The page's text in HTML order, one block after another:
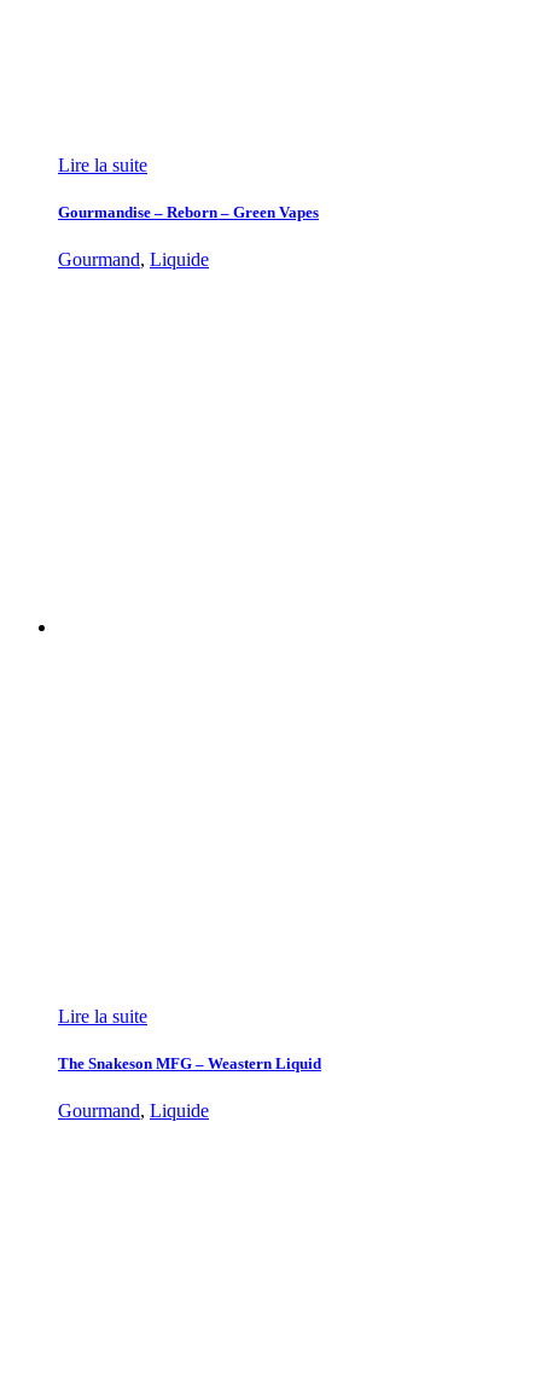
Lire la suite
Gourmandise – Reborn – Green Vapes
Gourmand, Liquide
Lire la suite
The Snakeson MFG – Weastern Liquid
Gourmand, Liquide